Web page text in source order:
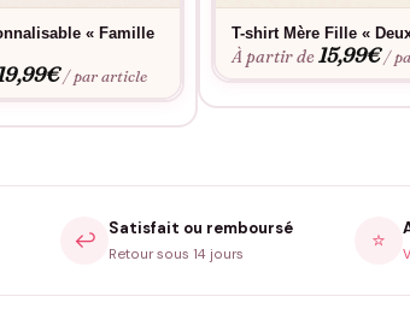
« Famille
€ / par article
T-shirt Mère Fille «
À partir de15,99€ /
↩️ Satisfait ou remboursé
Retour sous 14 jours
⭐